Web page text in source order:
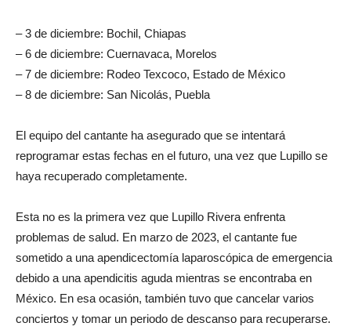
– 3 de diciembre: Bochil, Chiapas
– 6 de diciembre: Cuernavaca, Morelos
– 7 de diciembre: Rodeo Texcoco, Estado de México
– 8 de diciembre: San Nicolás, Puebla
El equipo del cantante ha asegurado que se intentará
reprogramar estas fechas en el futuro, una vez que Lupillo se
haya recuperado completamente.
Esta no es la primera vez que Lupillo Rivera enfrenta
problemas de salud. En marzo de 2023, el cantante fue
sometido a una apendicectomía laparoscópica de emergencia
debido a una apendicitis aguda mientras se encontraba en
México. En esa ocasión, también tuvo que cancelar varios
conciertos y tomar un periodo de descanso para recuperarse.